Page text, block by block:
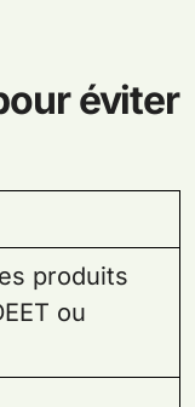
éviter
produits
ou